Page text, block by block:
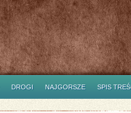
DROGI NAJGORSZE SPIS